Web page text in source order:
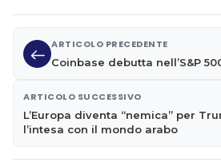
ARTICOLO PRECEDENTE
Coinbase debutta nell’S&P
ARTICOLO SUCCESSIVO
L’Europa diventa “nemica” per
l’intesa con il mondo arabo